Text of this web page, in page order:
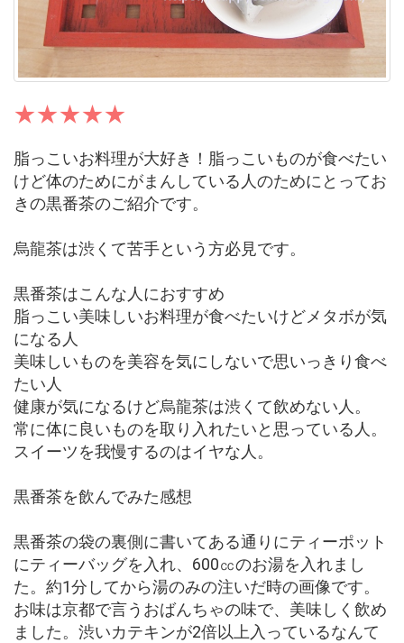
脂っこいお料理が大好き！脂っこいものが食べたい
けど体のためにがまんしている人のためにとってお
きの黒番茶のご紹介です。
烏龍茶は渋くて苦手という方必見です。
黒番茶はこんな人におすすめ
脂っこい美味しいお料理が食べたいけどメタボが気
になる人
美味しいものを美容を気にしないで思いっきり食べ
たい人
健康が気になるけど烏龍茶は渋くて飲めない人。
常に体に良いものを取り入れたいと思っている人。
スイーツを我慢するのはイヤな人。
黒番茶を飲んでみた感想
黒番茶の袋の裏側に書いてある通りにティーポット
にティーバッグを入れ、600㏄のお湯を入れまし
た。約1分してから湯のみの注いだ時の画像です。
お味は京都で言うおばんちゃの味で、美味しく飲め
ました。渋いカテキンが2倍以上入っているなんて